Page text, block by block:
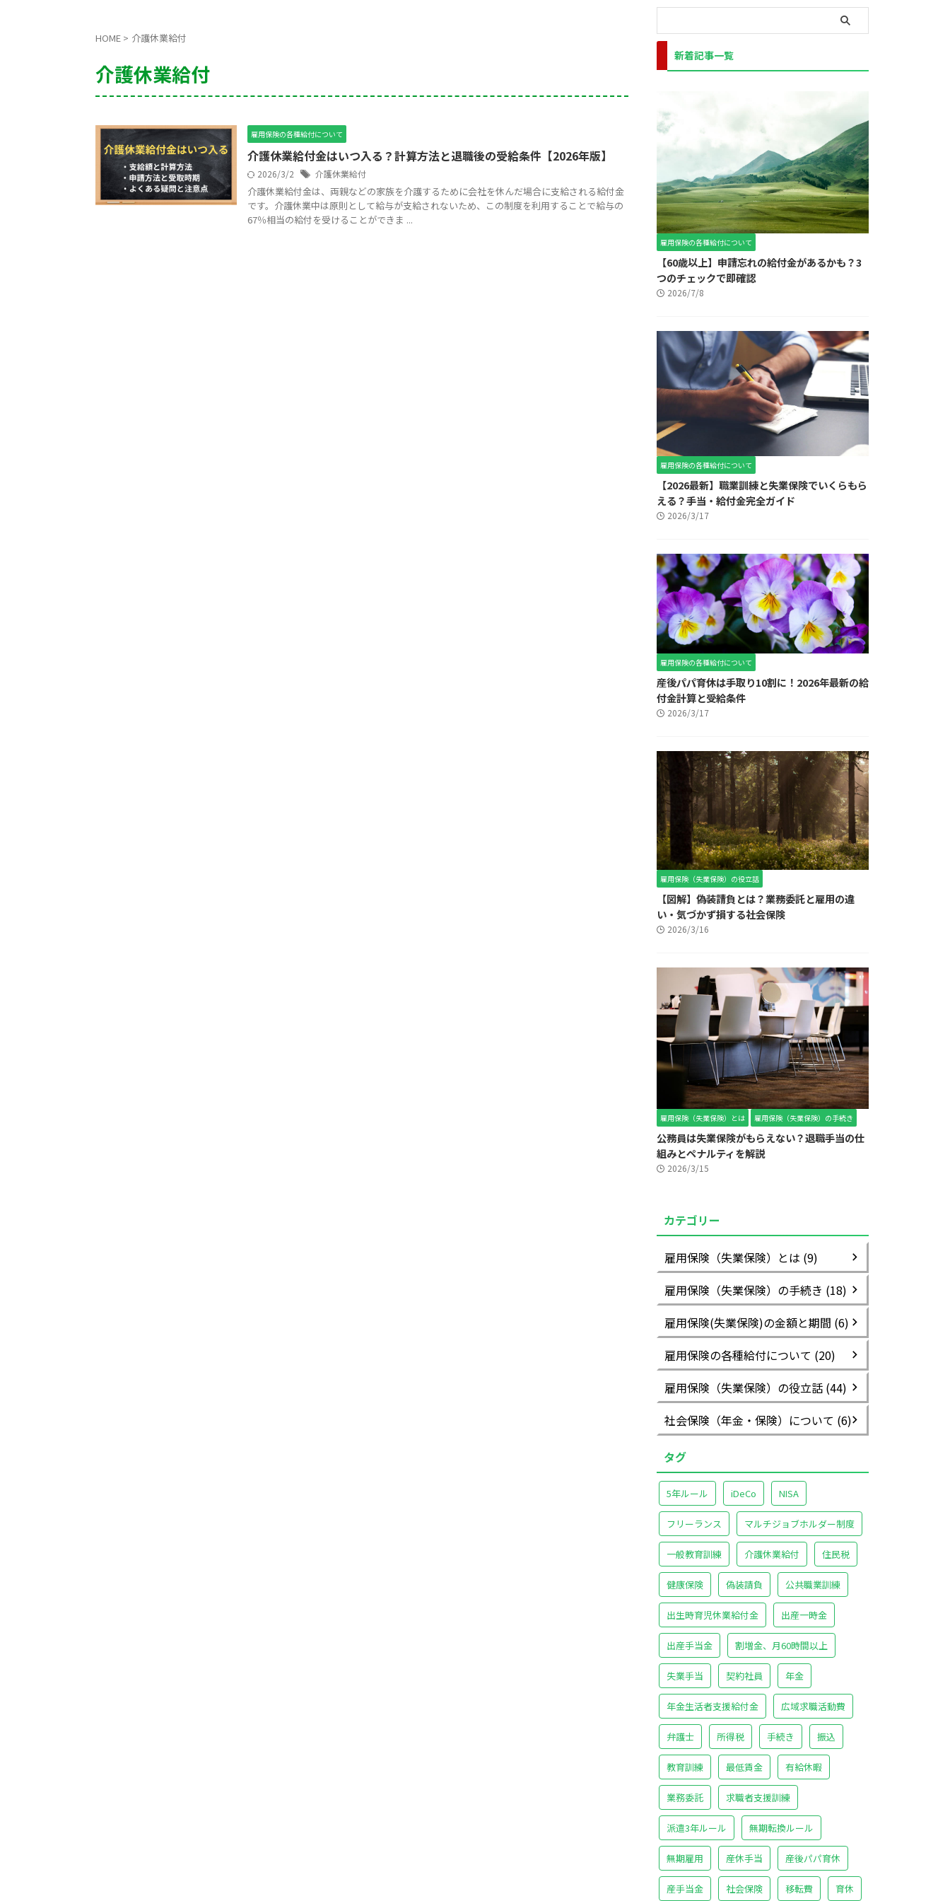
HOME > 介護休業給付
介護休業給付
雇用保険の各種給付について
介護休業給付金はいつ入る？計算方法と退職後の受給条件【2026年版】
2026/3/2 介護休業給付
介護休業給付金は、両親などの家族を介護するために会社を休んだ場合に支給される給付金
です。介護休業中は原則として給与が支給されないため、この制度を利用することで給与の
67％相当の給付を受けることができま ...
新着記事一覧
雇用保険の各種給付について
【60歳以上】申請忘れの給付金があるかも？3
つのチェックで即確認
2026/7/8
雇用保険の各種給付について
【2026最新】職業訓練と失業保険でいくらもら
える？手当・給付金完全ガイド
2026/3/17
雇用保険の各種給付について
産後パパ育休は手取り10割に！2026年最新の給
付金計算と受給条件
2026/3/17
雇用保険（失業保険）の役立話
【図解】偽装請負とは？業務委託と雇用の違
い・気づかず損する社会保険
2026/3/16
雇用保険（失業保険）とは 雇用保険（失業保険）の手続き
公務員は失業保険がもらえない？退職手当の仕
組みとペナルティを解説
2026/3/15
カテゴリー
雇用保険（失業保険）とは (9)
雇用保険（失業保険）の手続き (18)
雇用保険(失業保険)の金額と期間 (6)
雇用保険の各種給付について (20)
雇用保険（失業保険）の役立話 (44)
社会保険（年金・保険）について (6)
タグ
5年ルール iDeCo NISA
フリーランス マルチジョブホルダー制度
一般教育訓練 介護休業給付 住民税
健康保険 偽装請負 公共職業訓練
出生時育児休業給付金 出産一時金
出産手当金 割増金、月60時間以上
失業手当 契約社員 年金
年金生活者支援給付金 広域求職活動費
弁護士 所得税 手続き 振込
教育訓練 最低賃金 有給休暇
業務委託 求職者支援訓練
派遣3年ルール 無期転換ルール
無期雇用 産休手当 産後パパ育休
産手当金 社会保険 移転費 育休